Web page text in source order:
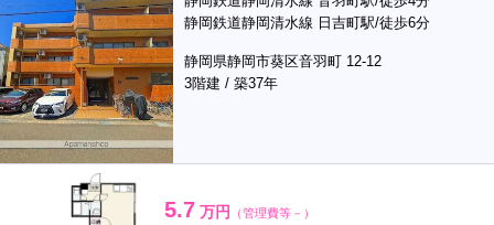
静岡鉄道静岡清水線 日吉町駅/徒歩6分
静岡県静岡市葵区音羽町 12-12
3階建 / 築37年
5.7 万円 （管理費等－）